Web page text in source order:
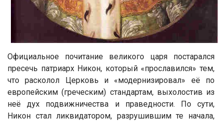
Официальное почитание великого царя постарался
пресечь патриарх Никон, который «прославился» тем,
что расколол Церковь и «модернизировал» её по
европейским (греческим) стандартам, выхолостив из
неё дух подвижничества и праведности. По сути,
Никон стал ликвидатором, разрушившим те начала,